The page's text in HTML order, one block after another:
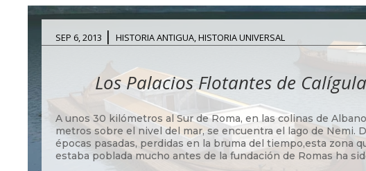
SEP 6, 2013 |HISTORIA ANTIGUA,HISTORIA UNIVERSAL
Los Palacios Flotantes de Calígula
A unos 30 kilómetros al Sur de Roma, en las colinas de
metros sobre el nivel del mar, se encuentra el lago de Nemi.
épocas pasadas, perdidas en la bruma del tiempo,esta zona
estaba poblada mucho antes de la fundación de Romas ha